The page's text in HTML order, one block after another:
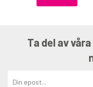
Ta del av